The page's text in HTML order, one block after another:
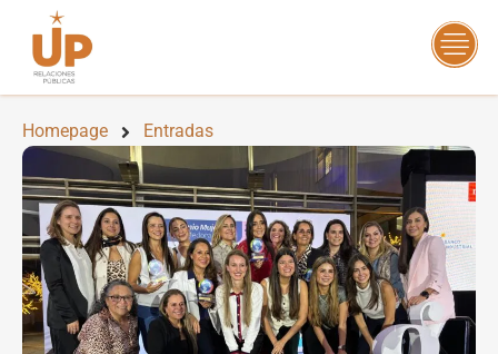
Homepage Entradas